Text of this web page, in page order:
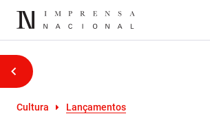
Cultura Lançamentos